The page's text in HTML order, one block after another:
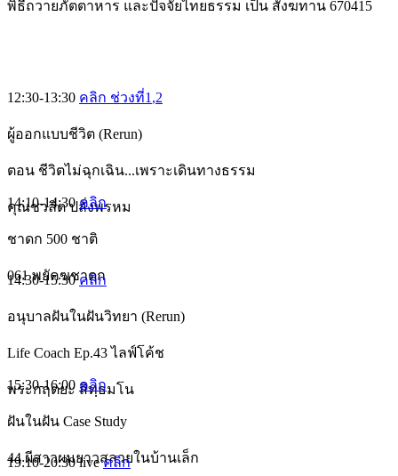
พิธีถวายภัตตาหาร และปัจจัยไทยธรรม เป็น สังฆทาน 670415
12:30-13:30 คลิก ช่วงที่1 ,2
ผู้ออกแบบชีวิต (Rerun)
ตอน ชีวิตไม่ฉุกเฉิน...เพราะเดินทางธรรม
คุณชวลิต ปลั่งพรหม
14:10-14:30คลิก
ชาดก 500 ชาติ
061 พยัคฆชาดก
14:30-15:30คลิก
อนุบาลฝันในฝันวิทยา (Rerun)
Life Coach Ep.43 ไลฟ์โค้ช
พระกฤตยะ สิทฺธมโน
15:30-16:00 คลิก
ฝันในฝัน Case Study
44 ผีสาวผมยาวสลวยในบ้านเล็ก
19:10-20:30live คลิก